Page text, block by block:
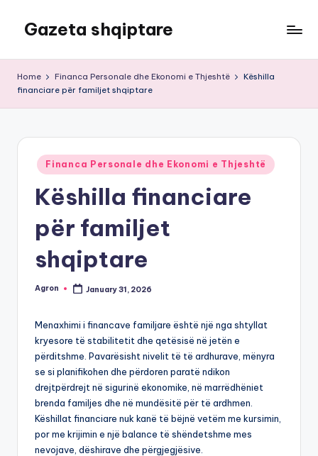
content
Gazeta shqiptare
Home Financa Personale dhe Ekonomi e Thjeshtë
Këshilla
financiare për familjet shqiptare
Posted
in
Financa Personale dhe Ekonomi e Thjeshtë
Këshilla financiare
për familjet
shqiptare
Posted
Agron January 31, 2026
Menaxhimi i financave familjare është një nga shtyllat
kryesore të stabilitetit dhe qetësisë në jetën e
përditshme. Pavarësisht nivelit të të ardhurave, mënyra
se si planifikohen dhe përdoren paratë ndikon
drejtpërdrejt në sigurinë ekonomike, në marrëdhëniet
brenda familjes dhe në mundësitë për të ardhmen.
Këshillat financiare nuk kanë të bëjnë vetëm me kursimin,
por me krijimin e një balance të shëndetshme mes
nevojave, dëshirave dhe përgjegjësive.